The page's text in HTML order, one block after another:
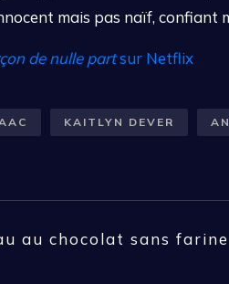
mais pas naïf, confiant
de nulle partsur Netflix
KAITLYN DEVER
au chocolat sans